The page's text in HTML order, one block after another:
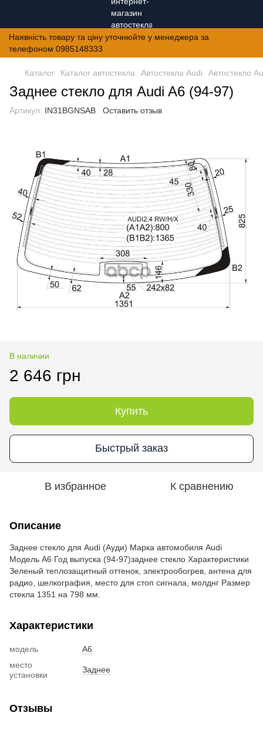
Наявність товару та ціну уточнюйте у менеджера за
телефоном 0985148333
Каталог Каталог автостекла Автостекла Audi Автостекло
Заднее стекло для Audi A6 (94-97)
Артикул: IN31BGNSAB Оставить отзыв
В наличии
2 646 грн
Купить
Быстрый заказ
В избранное К сравнению
Описание
Заднее стекло для Audi (Ауди) Марка автомобиля Audi
Модель A6 Год выпуска (94-97)заднее стекло Характеристики
Зеленый теплозащитный оттенок, электрообогрев, антена для
радио, шелкография, место для стоп сигнала, молднг Размер
стекла 1351 на 798 мм.
Характеристики
модель
A6
место
установки
Заднее
Отзывы